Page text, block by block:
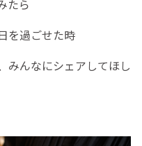
たら
を過ごせた時
みんなにシェアしてほし